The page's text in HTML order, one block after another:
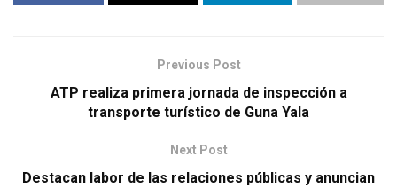
Previous Post
ATP realiza primera jornada de inspección a
transporte turístico de Guna Yala
Next Post
Destacan labor de las relaciones públicas y anuncian